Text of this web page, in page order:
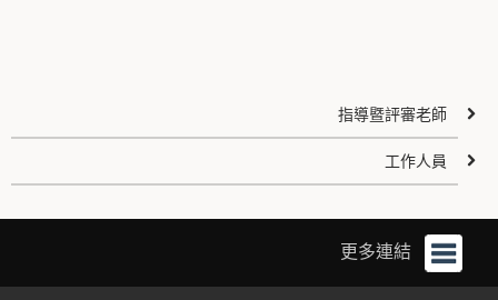
指導暨評審老師
工作人員
更多連結